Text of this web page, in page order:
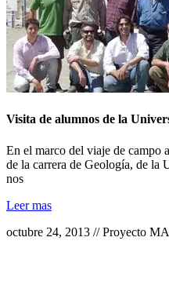
Visita de alumnos de la
En el marco del viaje de campo
de la carrera de Geología, de la
nos
Leer mas
octubre 24, 2013 // Proyecto